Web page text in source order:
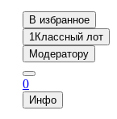
В избранное
1Классный лот
Модератору
0
Инфо